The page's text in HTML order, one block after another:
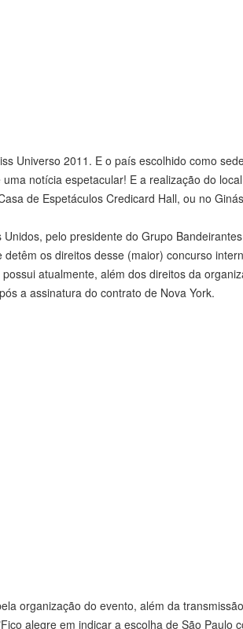
Universo 2011. E o país escolhido como
notícia espetacular! E a realização do
de Espetáculos Credicard Hall, ou no
pelo presidente do Grupo
os direitos desse (maior) concurso
atualmente, além dos direitos da
a assinatura do contrato de Nova York.
organização do evento, além da
alegre em indicar a escolha de São Paulo